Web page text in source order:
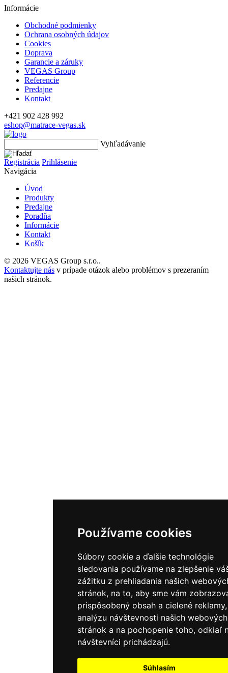
Používame cookies
Súbory cookie a ďalšie technológie
sledovania používame na zlepšenie
zážitku z prehliadania našich
stránok, na to, aby sme vám
prispôsobený obsah a cielené
analýzu návštevnosti našich webových
stránok a na pochopenie toho, odkiaľ
návštevníci prichádzajú.
Súhlasím
Informácie
Obchodné podmienky
Ochrana osobných údajov
Cookies
Doprava
Garancie a záruky
VEGAS Group
Referencie
Predajne
Kontakt
+421 902 428 992
eshop@matrace-vegas.sk
Vyhľadávanie
Registrácia Prihlásenie
Navigácia
Úvod
Produkty
Predajne
Poradňa
Informácie
Kontakt
Košík
© 2026 VEGAS Group s.r.o..
Kontaktujte nás v prípade otázok alebo problémov s prezeraním
našich stránok.